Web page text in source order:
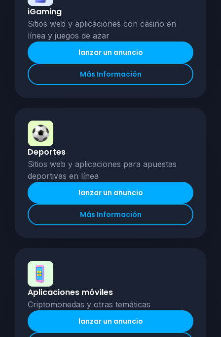
iGaming
Sitios web y aplicaciones con casino en
línea y juegos de azar
lanzar un anuncio
Más Información
Deportes
Sitios web y aplicaciones para apuestas
deportivas en línea
lanzar un anuncio
Más Información
Aplicaciones móviles
Criptomonedas y otras temáticas
lanzar un anuncio